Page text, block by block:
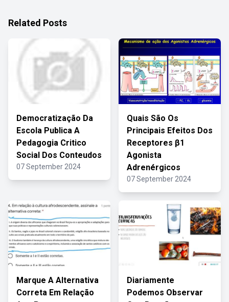
Related Posts
Democratização Da
Escola Publica A
Pedagogia Critico
Social Dos Conteudos
07 September 2024
Quais São Os
Principais Efeitos Dos
Receptores β1
Agonista
Adrenérgicos
07 September 2024
Marque A Alternativa
Correta Em Relação
Diariamente
Podemos Observar